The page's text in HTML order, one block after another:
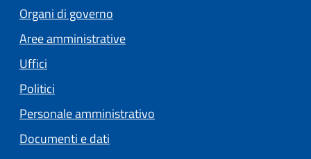
Organi di governo
Aree amministrative
Uffici
Politici
Personale amministrativo
Documenti e dati